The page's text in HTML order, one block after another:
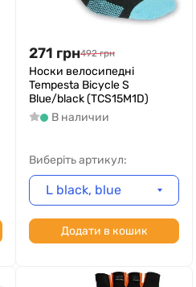
271 грн492 грн
Носки велосипедні
Tempesta Bicycle S
Blue/black (TCS15M1D)
В наличии
Виберіть артикул:
L black, blue
Додати в кошик